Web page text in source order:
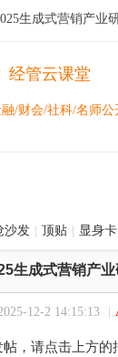
生成式营销产业
经管云课堂
/财会/社科/名师公
沙发 顶贴 显身卡
生成式营销产
12-2 14:15:13
，请点击上方的